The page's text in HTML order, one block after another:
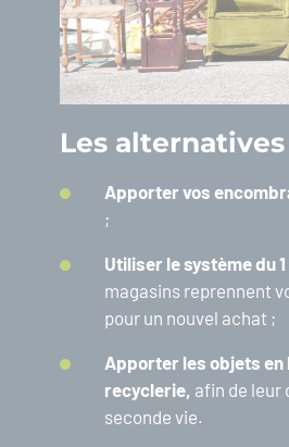
Les alternatives
Apporter vos
;
Utiliser le système du 1
magasins reprennent
pour un nouvel achat ;
Apporter les objets en
recyclerie, afin de leur
seconde vie.